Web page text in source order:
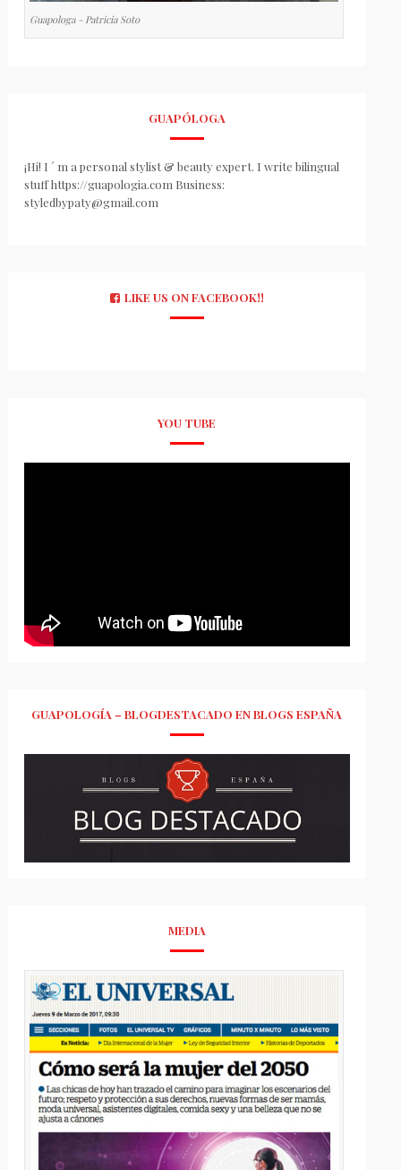
Guapologa - Patricia Soto
GUAPÓLOGA
¡Hi! I ´ m a personal stylist & beauty expert. I write bilingual
stuff https://guapologia.com Business:
styledbypaty@gmail.com
LIKE US ON FACEBOOK!!
YOU TUBE
GUAPOLOGÍA – BLOGDESTACADO EN BLOGS ESPAÑA
MEDIA